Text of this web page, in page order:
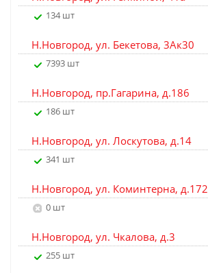
134 шт
Н.Новгород, ул. Бекетова, 3Ак30
7393 шт
Н.Новгород, пр.Гагарина, д.186
186 шт
Н.Новгород, ул. Лоскутова, д.14
341 шт
Н.Новгород, ул. Коминтерна, д.172
0 шт
Н.Новгород, ул. Чкалова, д.3
255 шт